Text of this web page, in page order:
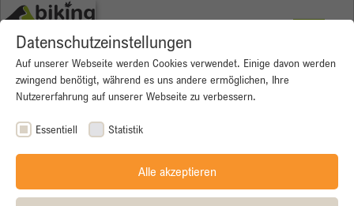
Datenschutzeinstellungen
Auf unserer Webseite werden Cookies verwendet. Einige davon werden
zwingend benötigt, während es uns andere ermöglichen, Ihre
Nutzererfahrung auf unserer Webseite zu verbessern.
Essentiell Statistik
Alle akzeptieren